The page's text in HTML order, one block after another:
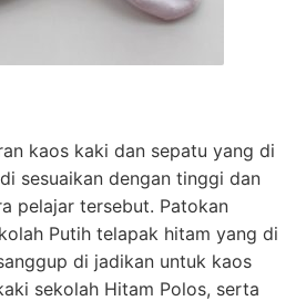
kaos kaki dan sepatu yang di
sesuaikan dengan tinggi dan
pelajar tersebut. Patokan
Putih telapak hitam yang di
di jadikan untuk kaos
sekolah Hitam Polos, serta